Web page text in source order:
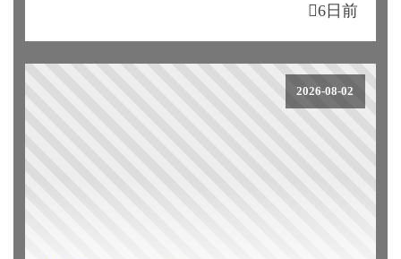
6日前
2026-08-02